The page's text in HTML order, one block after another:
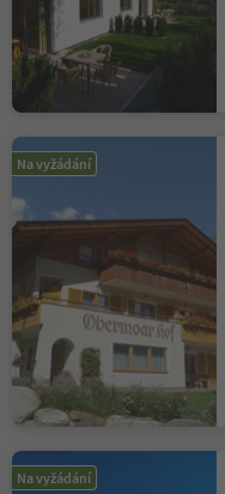
Na vyžádání
Na vyžádání